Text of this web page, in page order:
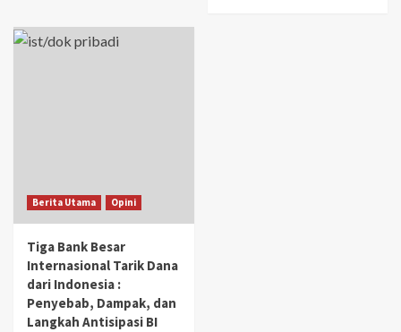
Berita Utama Opini
Tiga Bank Besar
Internasional Tarik Dana
dari Indonesia :
Penyebab, Dampak, dan
Langkah Antisipasi BI